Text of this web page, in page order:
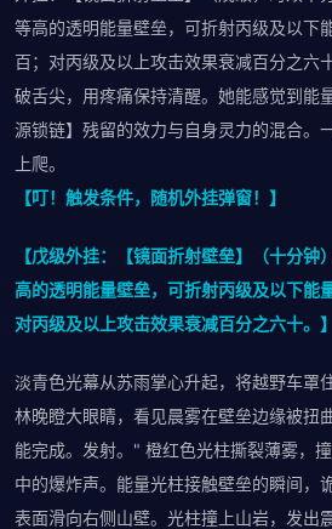
等高的透明能量壁垒，可折射丙级及以下
百；对丙级及以上攻击效果衰减百分之六
破舌尖，用疼痛保持清醒。她能感觉到能
源锁链】残留的效力与自身灵力的混合。
上爬。
【叮！触发条件，随机外挂弹窗！】
【戊级外挂：【镜面折射壁垒】（十分钟
高的透明能量壁垒，可折射丙级及以下能
对丙级及以上攻击效果衰减百分之六十。】
淡青色光幕从苏雨掌心升起，将越野车罩
林晚瞪大眼睛，看见晨雾在壁垒边缘被扭
能完成。发射。" 橙红色光柱撕裂薄雾，
中的爆炸声。能量光柱接触壁垒的瞬间，
表面滑向右侧山壁。光柱撞上山岩，发出